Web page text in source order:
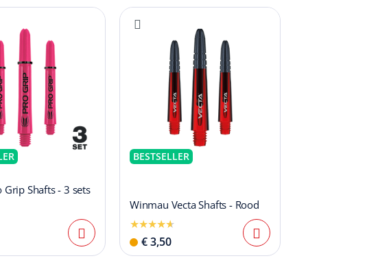
Grip Shafts - 3 sets
BESTSELLER
Winmau Vecta Shafts - Rood
€ 3,50